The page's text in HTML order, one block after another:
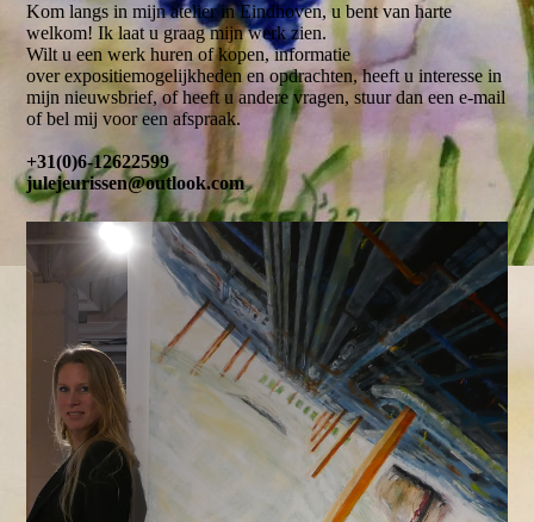
Kom langs in mijn atelier in Eindhoven, u bent van harte
welkom! Ik laat u graag mijn werk zien.
Wilt u een werk huren of kopen, informatie
over expositiemogelijkheden en opdrachten, heeft u interesse in
mijn nieuwsbrief, of heeft u andere vragen, stuur dan een e-mail
of bel mij voor een afspraak.
+31(0)6-12622599
julejeurissen@outlook.com